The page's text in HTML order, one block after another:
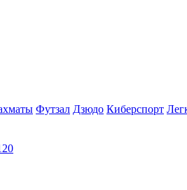
Футзал Дзюдо Киберспорт